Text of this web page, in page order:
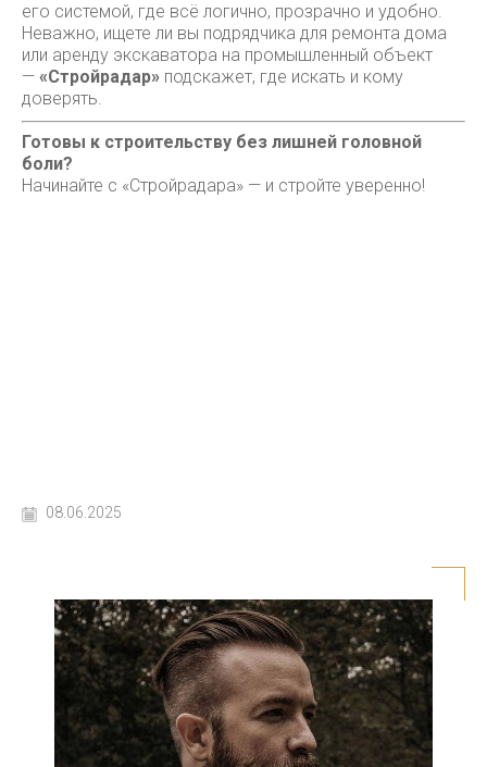
его системой, где всё логично, прозрачно и удобно.
Неважно, ищете ли вы подрядчика для ремонта дома
или аренду экскаватора на промышленный объект
— «Стройрадар» подскажет, где искать и кому
доверять.
Готовы к строительству без лишней головной
боли?
Начинайте с «Стройрадара» — и стройте уверенно!
08.06.2025